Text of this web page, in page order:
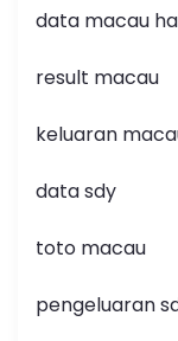
data macau
result macau
keluaran
data sdy
toto macau
pengeluaran